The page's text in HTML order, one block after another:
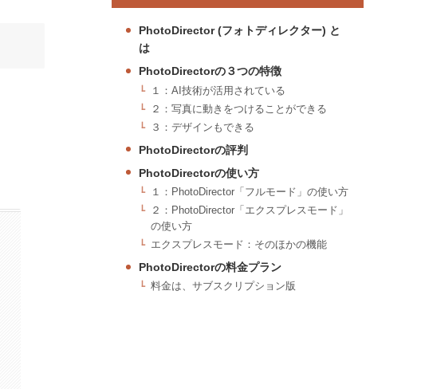
PhotoDirector (フォトディレクター) と
は
PhotoDirectorの３つの特徴
１：AI技術が活用されている
２：写真に動きをつけることができる
３：デザインもできる
PhotoDirectorの評判
PhotoDirectorの使い方
１：PhotoDirector「フルモード」の使い方
２：PhotoDirector「エクスプレスモード」
の使い方
エクスプレスモード：そのほかの機能
PhotoDirectorの料金プラン
料金は、サブスクリプション版